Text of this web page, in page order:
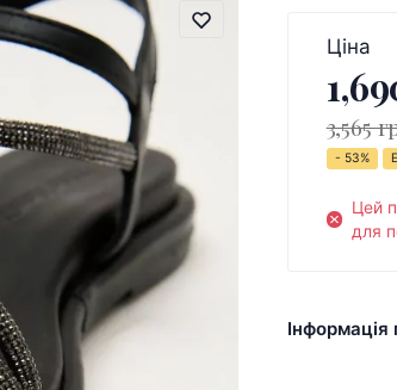
Ціна
3,565
- 53%
Цей
для
Інформація